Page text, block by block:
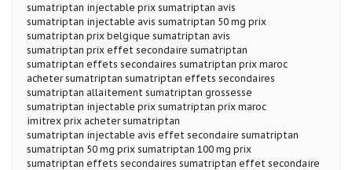
sumatriptan injectable prix sumatriptan avis
sumatriptan injectable avis sumatriptan 50 mg prix
sumatriptan prix belgique sumatriptan avis
sumatriptan prix effet secondaire sumatriptan
sumatriptan effets secondaires sumatriptan prix maroc
acheter sumatriptan sumatriptan effets secondaires
sumatriptan allaitement sumatriptan grossesse
sumatriptan injectable prix sumatriptan prix maroc
imitrex prix acheter sumatriptan
sumatriptan injectable avis effet secondaire sumatriptan
sumatriptan 50 mg prix sumatriptan 100 mg prix
sumatriptan effets secondaires sumatriptan effet secondaire